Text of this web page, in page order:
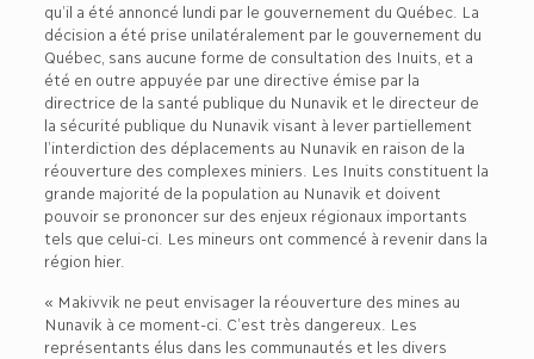
qu’il a été annoncé lundi par le gouvernement du Québec. La
décision a été prise unilatéralement par le gouvernement du
Québec, sans aucune forme de consultation des Inuits, et a
été en outre appuyée par une directive émise par la
directrice de la santé publique du Nunavik et le directeur de
la sécurité publique du Nunavik visant à lever partiellement
l’interdiction des déplacements au Nunavik en raison de la
réouverture des complexes miniers. Les Inuits constituent la
grande majorité de la population au Nunavik et doivent
pouvoir se prononcer sur des enjeux régionaux importants
tels que celui-ci. Les mineurs ont commencé à revenir dans la
région hier.
« Makivvik ne peut envisager la réouverture des mines au
Nunavik à ce moment-ci. C’est très dangereux. Les
représentants élus dans les communautés et les divers